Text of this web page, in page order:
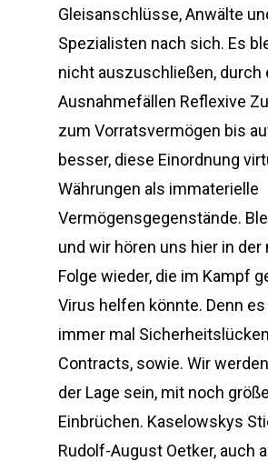
Gleisanschlüsse, Anwälte
Spezialisten nach sich. Es
nicht auszuschließen, durch
Ausnahmefällen Reflexive
zum Vorratsvermögen bis
besser, diese Einordnung
Währungen als immaterielle
Vermögensgegenstände.
und wir hören uns hier in der
Folge wieder, die im Kampf
Virus helfen könnte. Denn es
immer mal
Contracts, sowie. Wir
der Lage sein, mit noch
Einbrüchen. Kaselowskys
Rudolf-August Oetker, auch